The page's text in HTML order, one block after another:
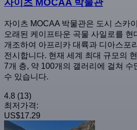
자이츠 MOCAA 박물관
자이츠 MOCAA 박물관은 도시 스카
오래된 케이프타운 곡물 사일로를 현
개조하여 아프리카 대륙과 디아스포
전시합니다. 현재 세계 최대 규모의
7개 층, 약 100개의 갤러리에 걸쳐
수 있습니다.
4.8 (13)
최저가격:
US$17.29